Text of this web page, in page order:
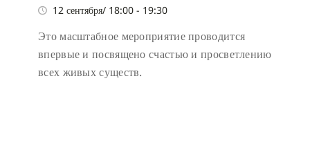
12 сентября/ 18:00 - 19:30
Это масштабное мероприятие проводится
впервые и посвящено счастью и просветлению
всех живых существ.